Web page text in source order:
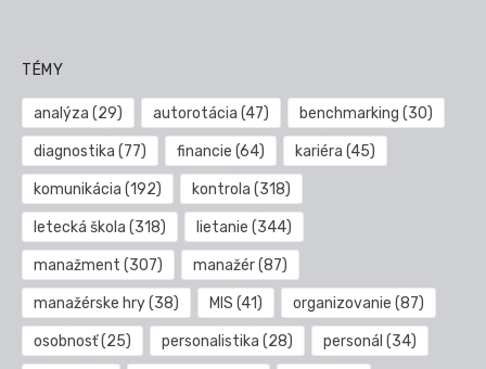
TÉMY
analýza (29) autorotácia (47) benchmarking (30)
diagnostika (77) financie (64) kariéra (45)
komunikácia (192) kontrola (318)
letecká škola (318) lietanie (344)
manažment (307) manažér(87)
manažérske hry(38) MIS (41) organizovanie (87)
osobnosť(25) personalistika (28) personál (34)